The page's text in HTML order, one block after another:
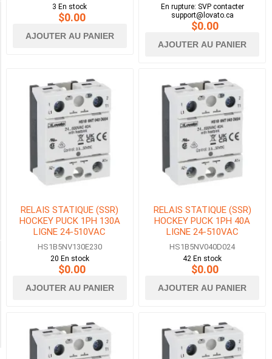
3 En stock
$0.00
AJOUTER AU PANIER
En rupture: SVP contacter
support@lovato.ca
$0.00
AJOUTER AU PANIER
RELAIS STATIQUE (SSR)
HOCKEY PUCK 1PH 130A
LIGNE 24-510VAC
CONTROLE 20-265VAC/DC
HS1B5NV130E230
20 En stock
$0.00
AJOUTER AU PANIER
RELAIS STATIQUE (SSR)
HOCKEY PUCK 1PH 40A
LIGNE 24-510VAC
CONTROLE 3.5-32VDC
HS1B5NV040D024
42 En stock
$0.00
AJOUTER AU PANIER
LOAD VOLTAGE
(7)
510VAC
600VAC
(9)
48-
600VAC
(23)
Availability
Stock